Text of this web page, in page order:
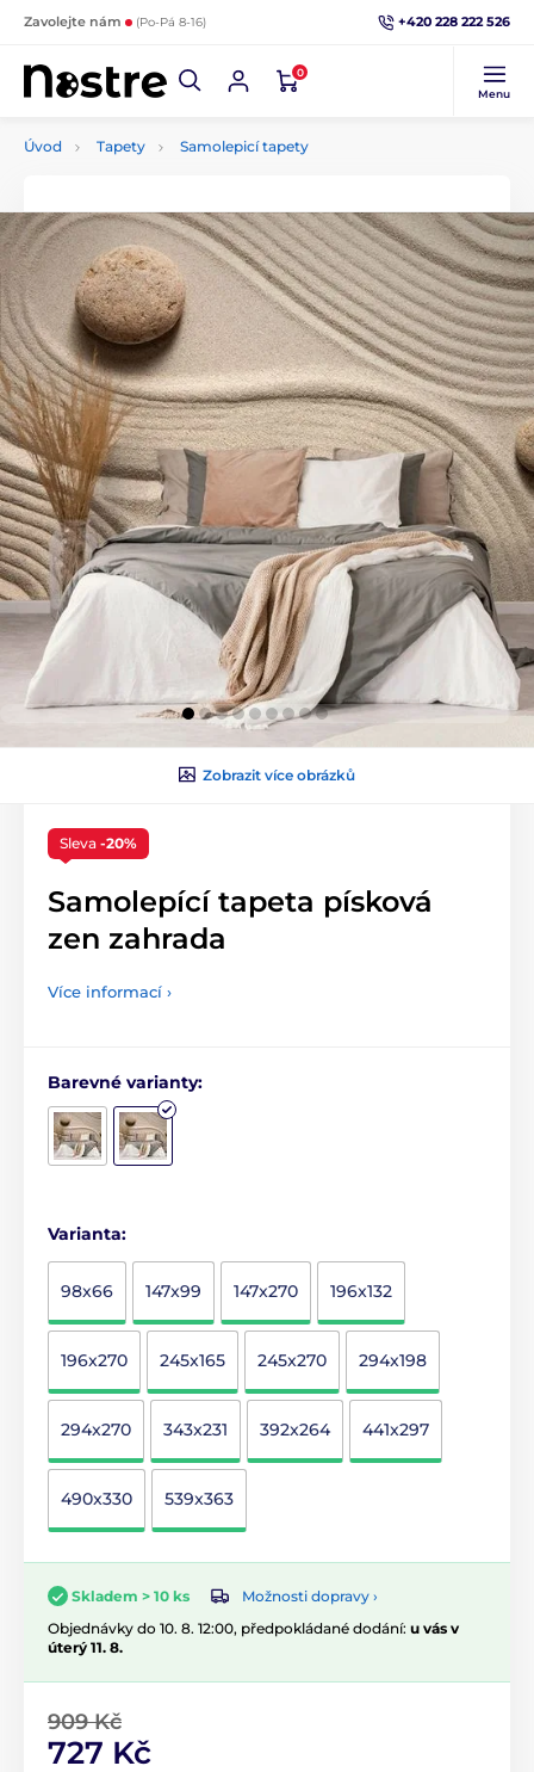
Zavolejte nám (Po-Pá 8-16) +420 228 222 526
0
Menu
Úvod Tapety Samolepicí tapety
Zobrazit více obrázků
Sleva -20%
Samolepící tapeta písková
zen zahrada
Více informací ›
Barevné varianty:
Varianta:
98x66 147x99 147x270 196x132
196x270 245x165 245x270 294x198
294x270 343x231 392x264 441x297
490x330 539x363
Skladem > 10 ks
Možnosti dopravy ›
Objednávky do 10. 8. 12:00, předpokládané dodání: u vás v
úterý 11. 8.
909 Kč
727 Kč